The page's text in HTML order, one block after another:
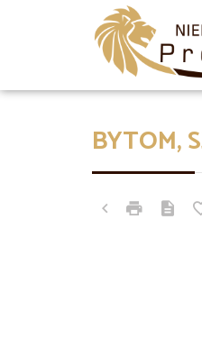
BYTOM,